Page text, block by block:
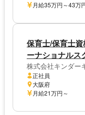
月給35万円～43万
保育士/保育士
ーナショナルス
株式会社キンダー
正社員
大阪府
月給21万円～